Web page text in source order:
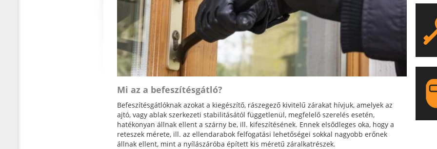
Mi az a befeszítésgátló?
Befeszítésgátlóknak azokat a kiegészítő, rászegező kivitelű zárakat hívjuk, amelyek az
ajtó, vagy ablak szerkezeti stabilitásától függetlenül, megfelelő szerelés esetén,
hatékonyan állnak ellent a szárny be, ill. kifeszítésének. Ennek elsődleges oka, hogy a
reteszek mérete, ill. az ellendarabok felfogatási lehetőségei sokkal nagyobb erőnek
állnak ellent, mint a nyílászáróba épített kis méretű záralkatrészek.